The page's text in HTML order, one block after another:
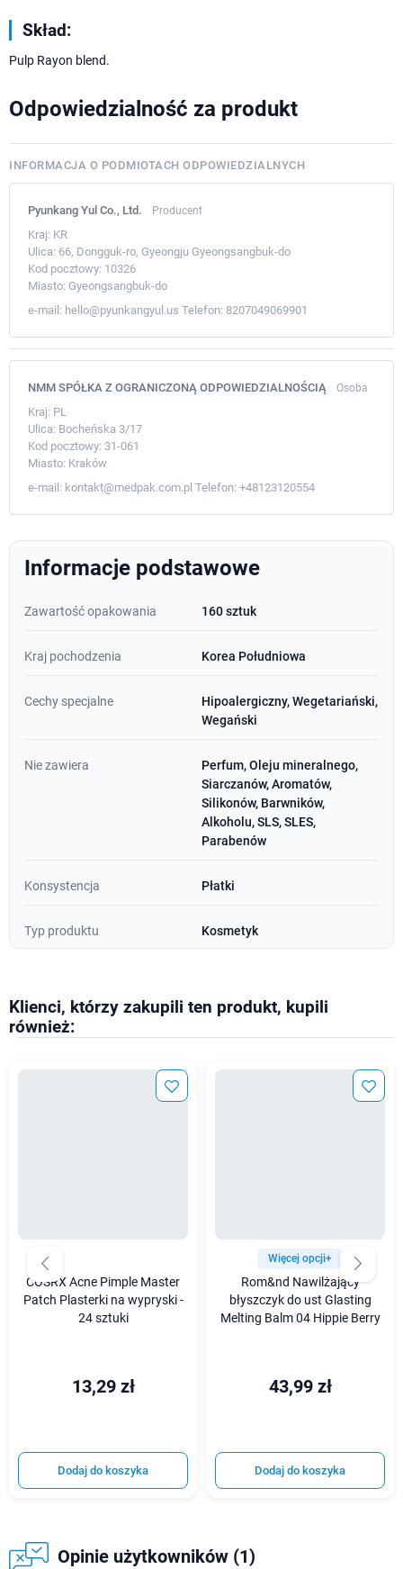
Skład:
Pulp Rayon blend.
Odpowiedzialność za produkt
INFORMACJA O PODMIOTACH ODPOWIEDZIALNYCH
Pyunkang Yul Co., Ltd. Producent
Kraj: KR
Ulica: 66, Dongguk-ro, Gyeongju Gyeongsangbuk-do
Kod pocztowy: 10326
Miasto: Gyeongsangbuk-do
e-mail: hello@pyunkangyul.us Telefon: 8207049069901
NMM SPÓŁKA Z OGRANICZONĄ ODPOWIEDZIALNOŚCIĄ Osoba
Kraj: PL
Ulica: Bocheńska 3/17
Kod pocztowy: 31-061
Miasto: Kraków
e-mail: kontakt@medpak.com.pl Telefon: +48123120554
Informacje podstawowe
Zawartość opakowania 160 sztuk
Kraj pochodzenia Korea Południowa
Cechy specjalne
Hipoalergiczny, Wegetariański,
Wegański
Nie zawiera
Perfum, Oleju mineralnego,
Siarczanów, Aromatów,
Silikonów, Barwników,
Alkoholu, SLS, SLES,
Parabenów
Konsystencja Płatki
Typ produktu Kosmetyk
Klienci, którzy zakupili ten produkt, kupili
również:
COSRX Acne Pimple Master
Patch Plasterki na wypryski -
24 sztuki
13,29 zł
Dodaj do koszyka
Więcej opcji+
Rom&nd Nawilżający
błyszczyk do ust Glasting
Melting Balm 04 Hippie Berry
43,99 zł
Dodaj do koszyka
Opinie użytkowników (1)